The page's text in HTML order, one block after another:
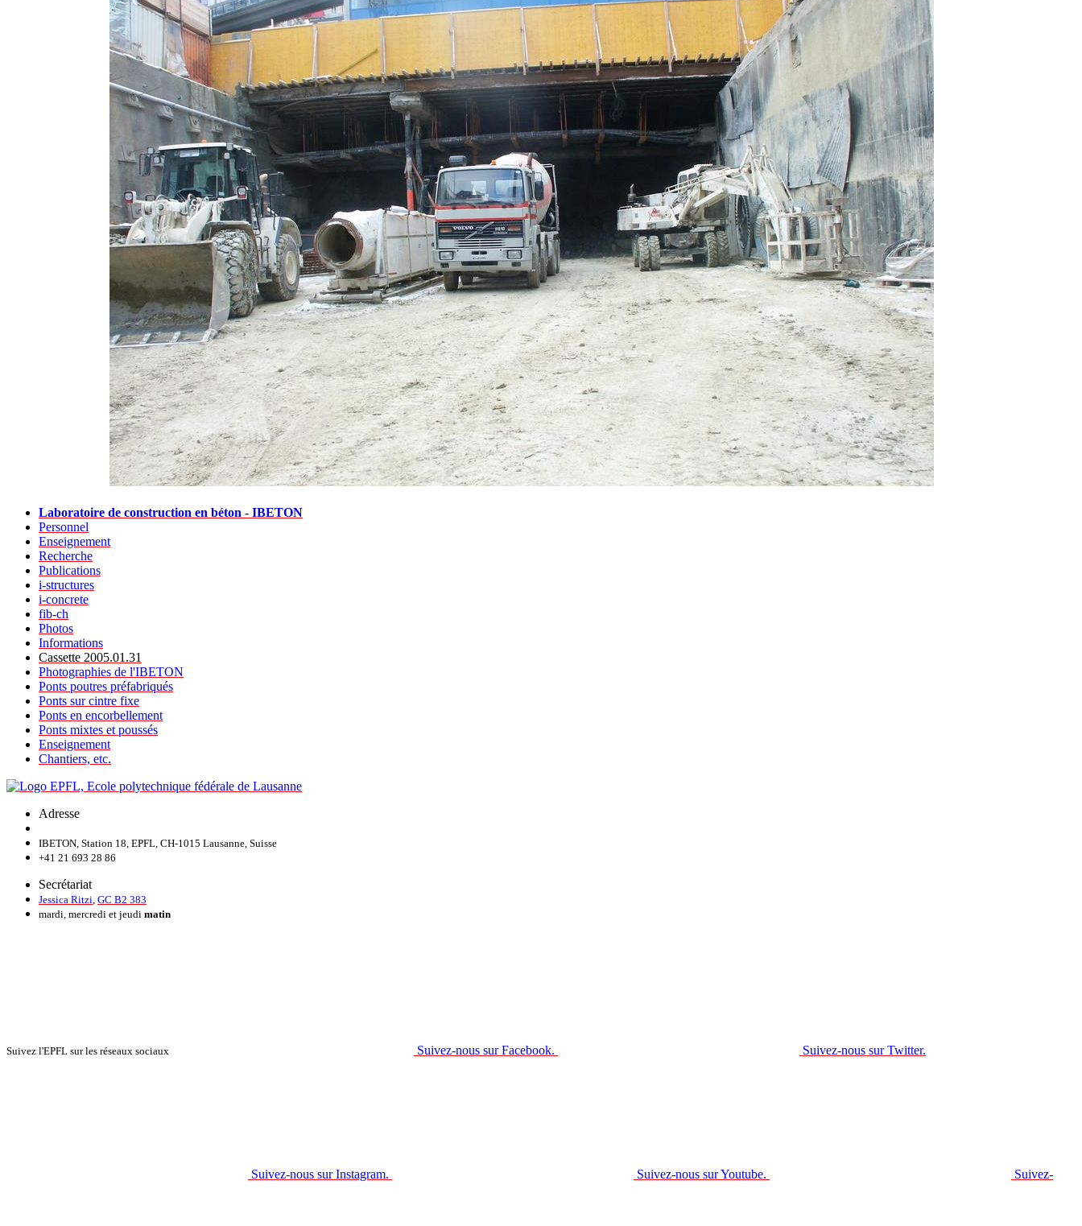
Laboratoire de construction en béton - IBETON
Personnel
Enseignement
Recherche
Publications
i-structures
i-concrete
fib-ch
Photos
Informations
Cassette 2005.01.31
Photographies de l'IBETON
Ponts poutres préfabriqués
Ponts sur cintre fixe
Ponts en encorbellement
Ponts mixtes et poussés
Enseignement
Chantiers, etc.
Adresse
IBETON, Station 18, EPFL, CH-1015 Lausanne, Suisse
+41 21 693 28 86
Secrétariat
Jessica Ritzi GC B2 383
mardi, mercredi et jeudi matin
Suivez l'EPFL sur les réseaux sociaux Suivez-nous sur Facebook. Suivez-nous sur Twitter.
Suivez-nous sur Instagram. Suivez-nous sur Youtube. Suivez-